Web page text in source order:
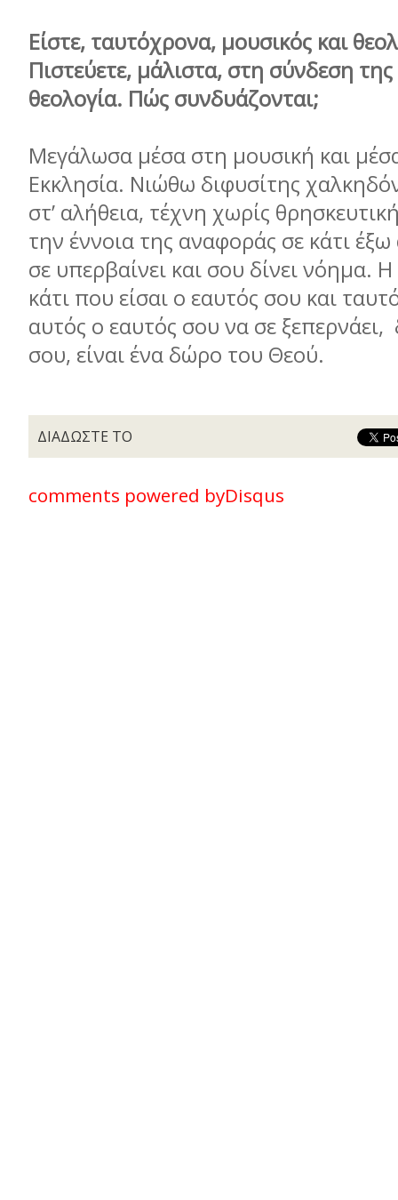
Είστε, ταυτόχρονα, μουσικός και
Πιστεύετε, μάλιστα, στη σύνδεση
θεολογία. Πώς συνδυάζονται;
Μεγάλωσα μέσα στη μουσική και
Εκκλησία. Νιώθω διφυσίτης
στ’ αλήθεια, τέχνη χωρίς
την έννοια της αναφοράς σε κάτι
σε υπερβαίνει και σου δίνει νόημα.
κάτι που είσαι ο εαυτός σου και
αυτός ο εαυτός σου να σε ξεπερνάει,
σου, είναι ένα δώρο του Θεού.
ΔΙΑΔΩΣΤΕ ΤΟ
comments powered byDisqus